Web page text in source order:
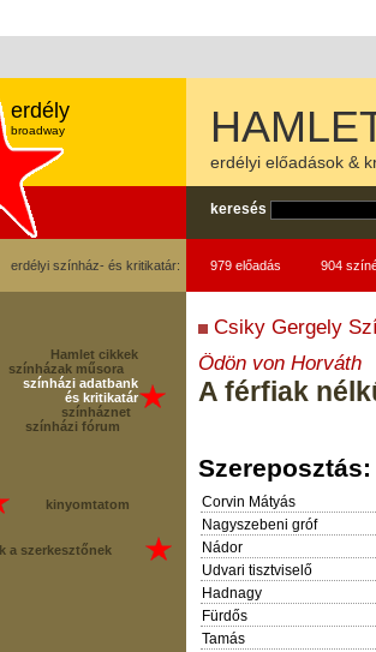
erdély
broadway
erdélyi előadások &
keresés
erdélyi színház- és kritikatár: 979 előadás 904
Csiky Gergely
Ödön von Horváth
A férfiak
Szereposztás:
Corvin Mátyás
Nagyszebeni gróf
Nádor
Udvari tisztviselő
Hadnagy
Fürdős
Tamás
Hamlet cikkek
színházak műsora
színházi adatbank
és kritikatár
színháznet
színházi fórum
kinyomtatom
a szerkesztőnek